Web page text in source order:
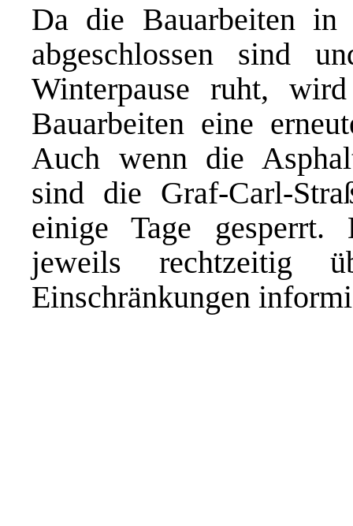
Da die Bauarbeiten in
abgeschlossen sind
Winterpause ruht,
Bauarbeiten eine
Auch wenn die
sind die Graf-Carl-
einige Tage gesperrt.
jeweils rechtzeitig
Einschränkungen